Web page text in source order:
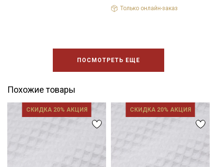
Только онлайн-заказ
ПОСМОТРЕТЬ ЕЩЕ
Похожие товары
СКИДКА 20% АКЦИЯ СКИДКА 20% АКЦИЯ